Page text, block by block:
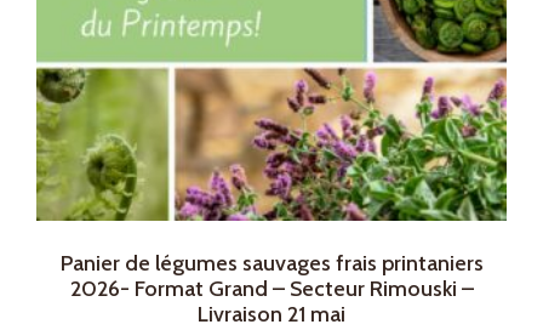
Panier de légumes sauvages frais printaniers
2026- Format Grand – Secteur Rimouski –
Livraison 21 mai